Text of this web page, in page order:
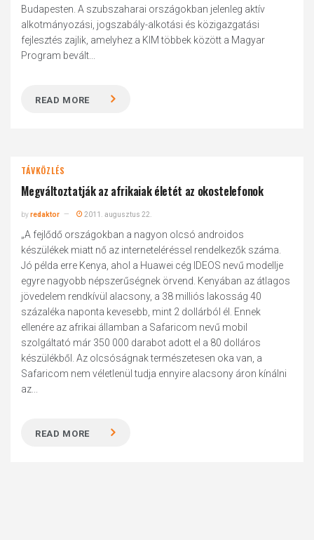
Budapesten. A szubszaharai országokban jelenleg aktív
alkotmányozási, jogszabály-alkotási és közigazgatási
fejlesztés zajlik, amelyhez a KIM többek között a Magyar
Program bevált...
READ MORE
TÁVKÖZLÉS
Megváltoztatják az afrikaiak életét az okostelefonok
byredaktor 2011. augusztus 22.
„A fejlődő országokban a nagyon olcsó androidos
készülékek miatt nő az interneteléréssel rendelkezők száma.
Jó példa erre Kenya, ahol a Huawei cég IDEOS nevű modellje
egyre nagyobb népszerűségnek örvend. Kenyában az átlagos
jövedelem rendkívül alacsony, a 38 milliós lakosság 40
százaléka naponta kevesebb, mint 2 dollárból él. Ennek
ellenére az afrikai államban a Safaricom nevű mobil
szolgáltató már 350 000 darabot adott el a 80 dolláros
készülékből. Az olcsóságnak természetesen oka van, a
Safaricom nem véletlenül tudja ennyire alacsony áron kínálni
az...
READ MORE